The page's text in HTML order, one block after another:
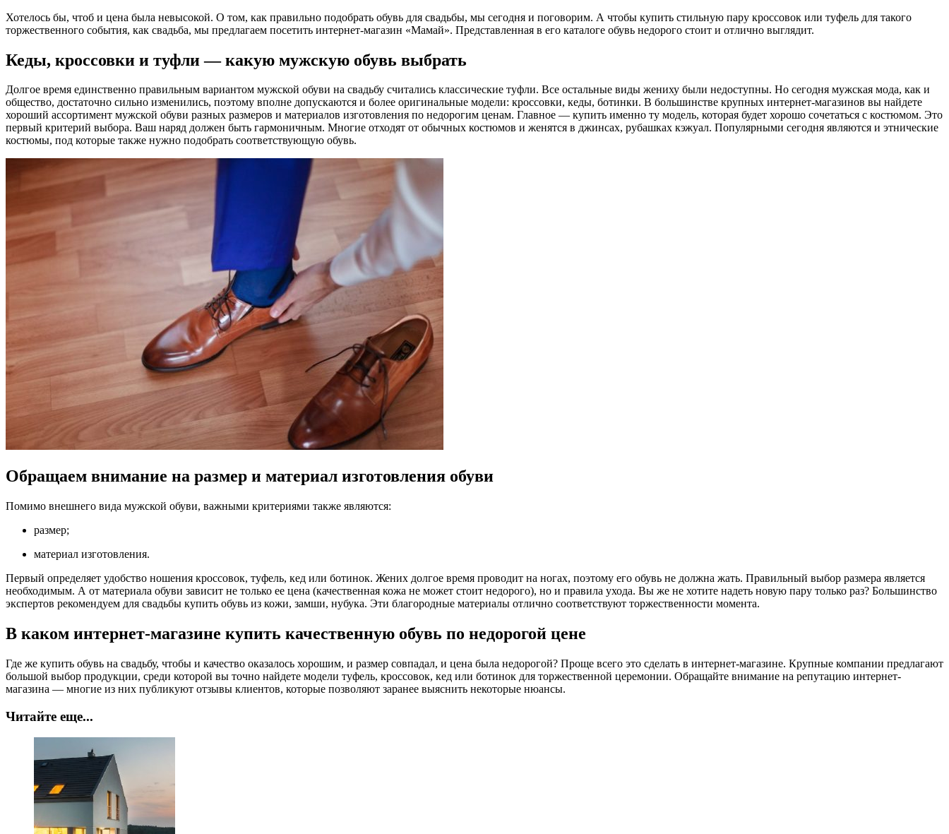
Хотелось бы, чтоб и цена была невысокой. О том, как правильно подобрать обувь для свадьбы, мы сегодня и поговорим. А чтобы купить стильную пару кроссовок или туфель для такого
торжественного события, как свадьба, мы предлагаем посетить интернет-магазин «Мамай». Представленная в его каталоге обувь недорого стоит и отлично выглядит.
Кеды, кроссовки и туфли — какую мужскую обувь выбрать
Долгое время единственно правильным вариантом мужской обуви на свадьбу считались классические туфли. Все остальные виды жениху были недоступны. Но сегодня мужская мода, как и
общество, достаточно сильно изменились, поэтому вполне допускаются и более оригинальные модели: кроссовки, кеды, ботинки. В большинстве крупных интернет-магазинов вы найдете
хороший ассортимент мужской обуви разных размеров и материалов изготовления по недорогим ценам. Главное — купить именно ту модель, которая будет хорошо сочетаться с костюмом. Это
первый критерий выбора. Ваш наряд должен быть гармоничным. Многие отходят от обычных костюмов и женятся в джинсах, рубашках кэжуал. Популярными сегодня являются и этнические
костюмы, под которые также нужно подобрать соответствующую обувь.
Обращаем внимание на размер и материал изготовления обуви
Помимо внешнего вида мужской обуви, важными критериями также являются:
размер;
материал изготовления.
Первый определяет удобство ношения кроссовок, туфель, кед или ботинок. Жених долгое время проводит на ногах, поэтому его обувь не должна жать. Правильный выбор размера является
необходимым. А от материала обуви зависит не только ее цена (качественная кожа не может стоит недорого), но и правила ухода. Вы же не хотите надеть новую пару только раз? Большинство
экспертов рекомендуем для свадьбы купить обувь из кожи, замши, нубука. Эти благородные материалы отлично соответствуют торжественности момента.
В каком интернет-магазине купить качественную обувь по недорогой цене
Где же купить обувь на свадьбу, чтобы и качество оказалось хорошим, и размер совпадал, и цена была недорогой? Проще всего это сделать в интернет-магазине. Крупные компании предлагают
большой выбор продукции, среди которой вы точно найдете модели туфель, кроссовок, кед или ботинок для торжественной церемонии. Обращайте внимание на репутацию интернет-
магазина — многие из них публикуют отзывы клиентов, которые позволяют заранее выяснить некоторые нюансы.
Читайте еще...